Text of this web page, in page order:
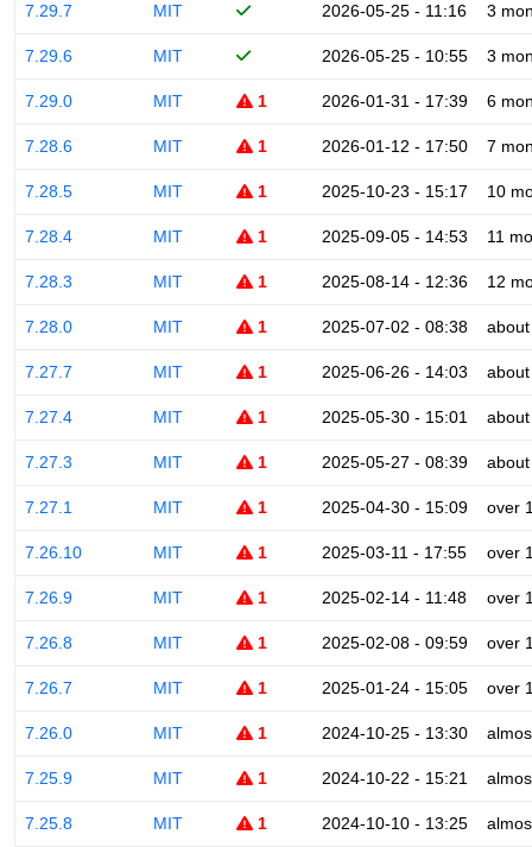
7.29.7 MIT 2026-05-25 - 11:16 3
7.29.6 MIT 2026-05-25 - 10:55 3
7.29.0 MIT 1 2026-01-31 - 17:39 6
7.28.6 MIT 1 2026-01-12 - 17:50 7
7.28.5 MIT 1 2025-10-23 - 15:17 10
7.28.4 MIT 1 2025-09-05 - 14:53 11
7.28.3 MIT 1 2025-08-14 - 12:36 12
7.28.0 MIT 1 2025-07-02 - 08:38
7.27.7 MIT 1 2025-06-26 - 14:03
7.27.4 MIT 1 2025-05-30 - 15:01
7.27.3 MIT 1 2025-05-27 - 08:39
7.27.1 MIT 1 2025-04-30 - 15:09 over
7.26.10 MIT 1 2025-03-11 - 17:55 over
7.26.9 MIT 1 2025-02-14 - 11:48 over
7.26.8 MIT 1 2025-02-08 - 09:59 over
7.26.7 MIT 1 2025-01-24 - 15:05 over
7.26.0 MIT 1 2024-10-25 - 13:30
7.25.9 MIT 1 2024-10-22 - 15:21
7.25.8 MIT 1 2024-10-10 - 13:25